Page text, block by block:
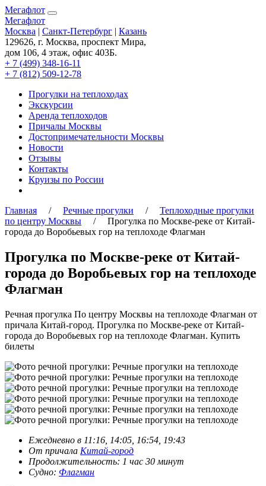
Мегафлот
Мегафлот
Москва | Санкт-Петербург | Казань
129626, г. Москва, проспект Мира,
дом 106, 4 этаж, офис 403Б.
+ 7 (499) 348-16-11
+ 7 (812) 509-12-78
Прогулки на теплоходах
Экскурсии
Аренда теплоходов
Причалы Москвы
Достопримечательности Москвы
Новости
Отзывы
Контакты
Круизы по России
Главная / Речные прогулки / Теплоходные прогулки
по центру Москвы / Прогулка по Москве-реке от Китай-
города до Воробьевых гор на теплоходе Флагман
Прогулка по Москве-реке от Китай-
города до Воробьевых гор на теплоходе
Флагман
Речная прогулка По центру Москвы на теплоходе Флагман от
причала Китай-город. Прогулка по Москве-реке от Китай-
города до Воробьевых гор на теплоходе Флагман. Купить
билеты
Ежедневно в 11:16, 14:05, 16:54, 19:43
От причала Китай-город
Продолжительность: 1 час 30 минут
Судно: Флагман